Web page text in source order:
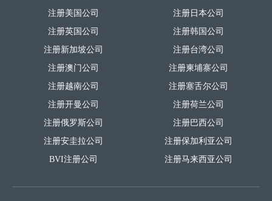
注册美国公司
注册英国公司
注册新加坡公司
注册澳门公司
注册日本公司
注册韩国公司
注册台湾公司
注册柬埔寨公司
注册越南公司
注册开曼公司
注册俄罗斯公司
注册安圭拉公司
BVI注册公司
注册塞舌尔公司
注册荷兰公司
注册巴西公司
注册保加利亚公司
注册马来西亚公司